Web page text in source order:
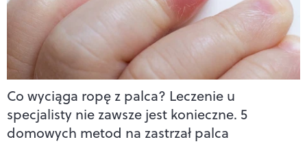
Co wyciąga ropę z palca? Leczenie u
specjalisty nie zawsze jest konieczne. 5
domowych metod na zastrzał palca